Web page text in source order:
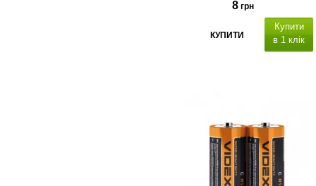
8 грн
КУПИТИ
Купити
в 1 клік